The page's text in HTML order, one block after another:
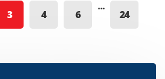
3 4 6
…
24